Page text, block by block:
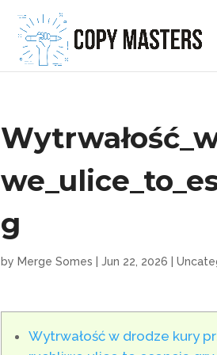
g
by Merge Somes |Jun 22, 2026 |
Wytrwałość w drodze kury